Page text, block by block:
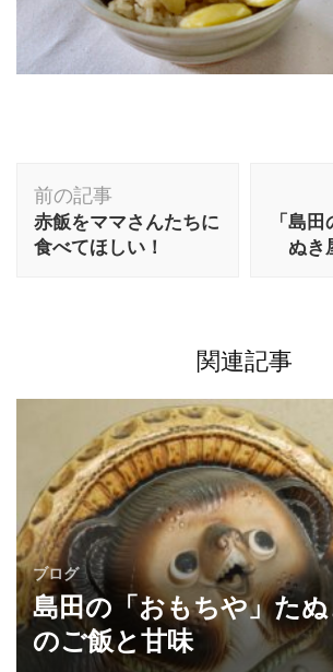
投
稿
ナ
ョ
前の記事
赤飯をママさんたちに
食べてほしい！
「島
ぬき
関連記事
ブログ
島田の「おもちや」た
のご飯と甘味